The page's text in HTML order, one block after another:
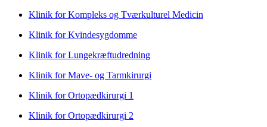
Klinik for Kompleks og Tværkulturel Medicin
Klinik for Kvindesygdomme
Klinik for Lungekræftudredning
Klinik for Mave- og Tarmkirurgi
Klinik for Ortopædkirurgi 1
Klinik for Ortopædkirurgi 2